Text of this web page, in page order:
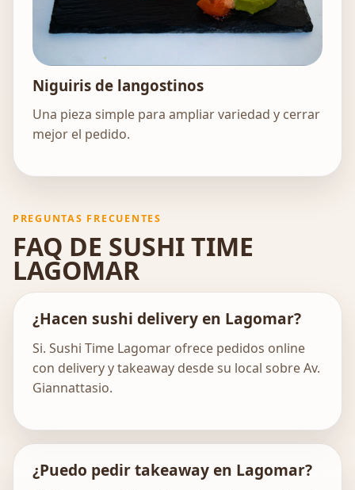
Niguiris de langostinos
Una pieza simple para ampliar variedad y cerrar
mejor el pedido.
PREGUNTAS FRECUENTES
FAQ DE SUSHI TIME
LAGOMAR
¿Hacen sushi delivery en Lagomar?
Si. Sushi Time Lagomar ofrece pedidos online
con delivery y takeaway desde su local sobre Av.
Giannattasio.
¿Puedo pedir takeaway en Lagomar?